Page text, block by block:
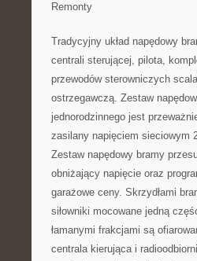
Remonty
Tradycyjny układ napędowy
centrali sterującej, pilota,
przewodów sterowniczych
ostrzegawczą. Zestaw
jednorodzinnego jest
zasilany napięciem sieciowym
Zestaw napędowy bramy
obniżający napięcie oraz
garażowe ceny. Skrzydłami
siłowniki mocowane jedną
łamanymi frakcjami są
centrala kierująca i